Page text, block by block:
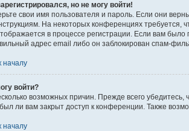
но не могу войти!
свои имя пользователя и пароль. Если они
На некоторых конференциях требуется,
в процессе регистрации. Если вам
адрес email либо он заблокирован спам-
началу
войти?
возможных причин. Прежде всего
ли вам закрыт доступ к конференции. Также
началу